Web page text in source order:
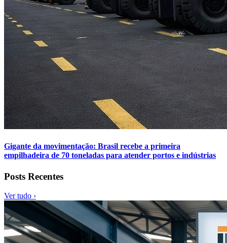
Gigante da movimentação: Brasil recebe a primeira
empilhadeira de 70 toneladas para atender portos e indústrias
Posts Recentes
Ver tudo ›